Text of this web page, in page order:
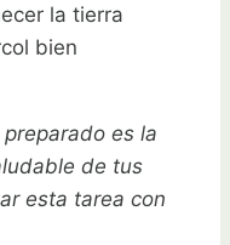
la tierra
bien
es la
de tus
esta tarea con